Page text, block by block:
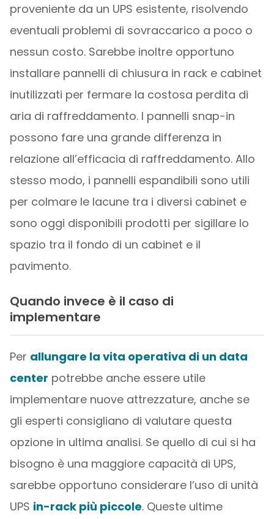
proveniente da un UPS esistente, risolvendo
eventuali problemi di sovraccarico a poco o
nessun costo. Sarebbe inoltre opportuno
installare pannelli di chiusura in rack e cabinet
inutilizzati per fermare la costosa perdita di
aria di raffreddamento. I pannelli snap-in
possono fare una grande differenza in
relazione all’efficacia di raffreddamento. Allo
stesso modo, i pannelli espandibili sono utili
per colmare le lacune tra i diversi cabinet e
sono oggi disponibili prodotti per sigillare lo
spazio tra il fondo di un cabinet e il
pavimento.
Quando invece è il caso di
implementare
Per allungare la vita operativa di un data
center potrebbe anche essere utile
implementare nuove attrezzature, anche se
gli esperti consigliano di valutare questa
opzione in ultima analisi. Se quello di cui si ha
bisogno è una maggiore capacità di UPS,
sarebbe opportuno considerare l’uso di unità
UPS in-rack più piccole. Queste ultime